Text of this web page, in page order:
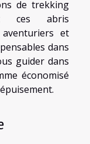
de trekking
ces abris
et
dans
guider dans
économisé